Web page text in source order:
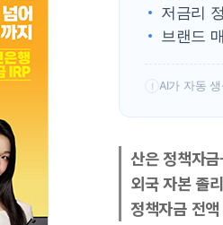
저금리
브랜드
! AI가 자동
산은 정책자
외국 자본 졸
정책자금 전